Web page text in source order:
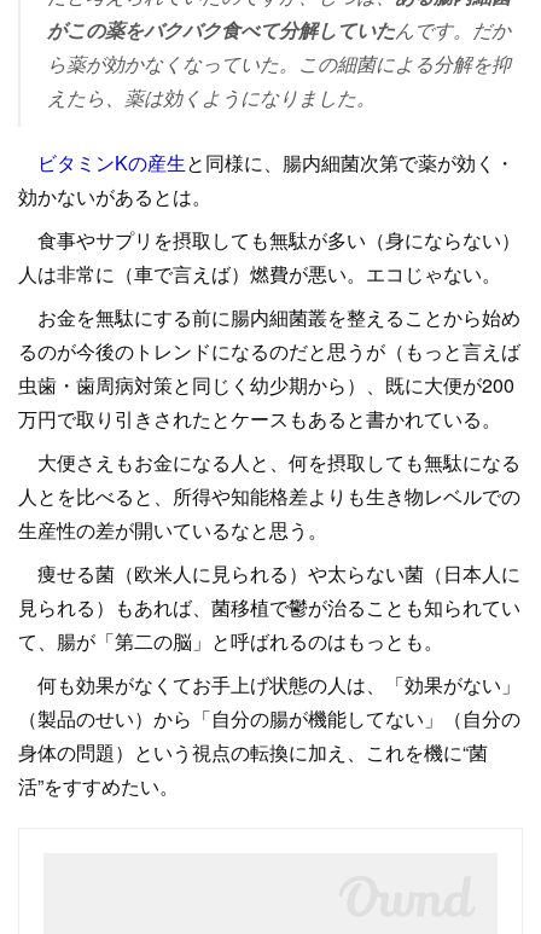
がこの薬をバクバク食べて分解していたんです。だか
ら薬が効かなくなっていた。この細菌による分解を抑
えたら、薬は効くようになりました。
ビタミンKの産生と同様に、腸内細菌次第で薬が効く・
効かないがあるとは。
食事やサプリを摂取しても無駄が多い（身にならない）
人は非常に（車で言えば）燃費が悪い。エコじゃない。
お金を無駄にする前に腸内細菌叢を整えることから始め
るのが今後のトレンドになるのだと思うが（もっと言えば
虫歯・歯周病対策と同じく幼少期から）、既に大便が200
万円で取り引きされたとケースもあると書かれている。
大便さえもお金になる人と、何を摂取しても無駄になる
人とを比べると、所得や知能格差よりも生き物レベルでの
生産性の差が開いているなと思う。
痩せる菌（欧米人に見られる）や太らない菌（日本人に
見られる）もあれば、菌移植で鬱が治ることも知られてい
て、腸が「第二の脳」と呼ばれるのはもっとも。
何も効果がなくてお手上げ状態の人は、「効果がない」
（製品のせい）から「自分の腸が機能してない」（自分の
身体の問題）という視点の転換に加え、これを機に“菌
活”をすすめたい。